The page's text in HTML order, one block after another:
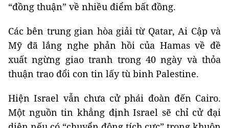
“đồng thuận” về nhiều điểm bất đồng.
Các bên trung gian hòa giải từ Qatar, Ai Cập và
Mỹ đã lắng nghe phản hồi của Hamas về đề
xuất ngừng giao tranh trong 40 ngày và thỏa
thuận trao đổi con tin lấy tù binh Palestine.
Hiện Israel vẫn chưa cử phái đoàn đến Cairo.
Một nguồn tin khẳng định Israel sẽ chỉ cử đại